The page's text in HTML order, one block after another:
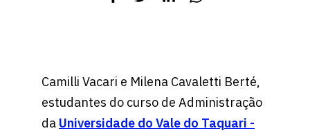
Camilli Vacari e Milena Cavaletti Berté,
estudantes do curso de Administração
da Universidade do Vale do Taquari -